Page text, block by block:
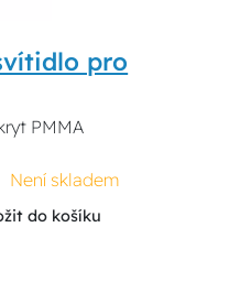
pro
PMMA
Není skladem
do košíku